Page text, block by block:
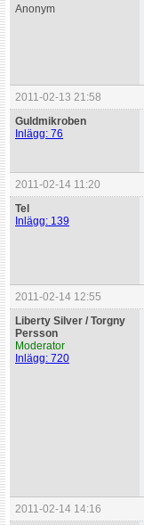
Anonym
2011-02-13 21:58
Guldmikroben
Inlägg: 76
2011-02-14 11:20
Tel
Inlägg: 139
2011-02-14 12:55
Liberty Silver / Torgny
Persson
Moderator
Inlägg: 720
2011-02-14 14:16